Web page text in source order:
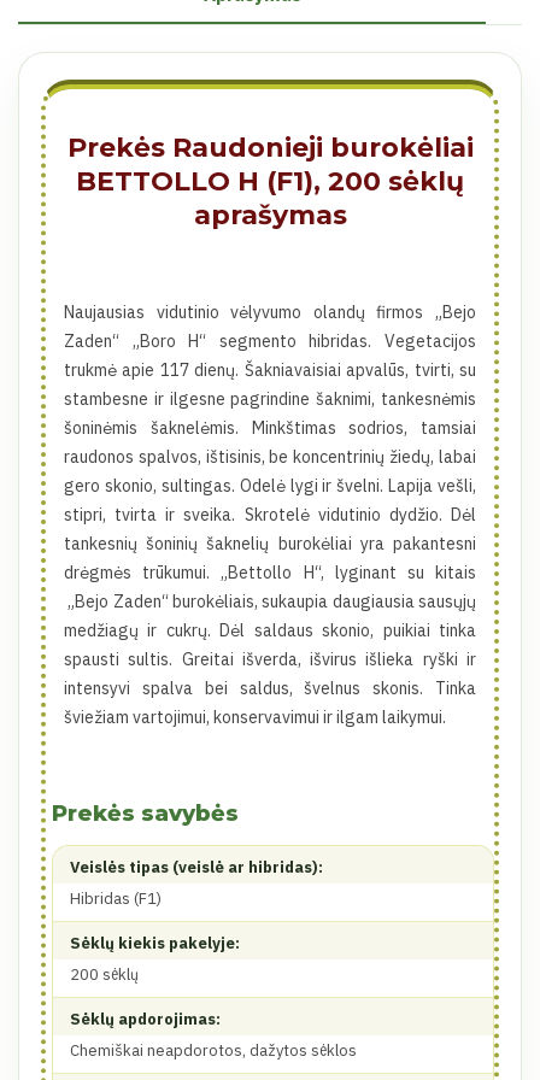
Prekės Raudonieji burokėliai
BETTOLLO H (F1), 200 sėklų
aprašymas
Naujausias vidutinio vėlyvumo olandų firmos „Bejo
Zaden“ „Boro H“ segmento hibridas. Vegetacijos
trukmė apie 117 dienų. Šakniavaisiai apvalūs, tvirti, su
stambesne ir ilgesne pagrindine šaknimi, tankesnėmis
šoninėmis šaknelėmis. Minkštimas sodrios, tamsiai
raudonos spalvos, ištisinis, be koncentrinių žiedų, labai
gero skonio, sultingas. Odelė lygi ir švelni. Lapija vešli,
stipri, tvirta ir sveika. Skrotelė vidutinio dydžio. Dėl
tankesnių šoninių šaknelių burokėliai yra pakantesni
drėgmės trūkumui. „Bettollo H“, lyginant su kitais
„Bejo Zaden“ burokėliais, sukaupia daugiausia sausųjų
medžiagų ir cukrų. Dėl saldaus skonio, puikiai tinka
spausti sultis. Greitai išverda, išvirus išlieka ryški ir
intensyvi spalva bei saldus, švelnus skonis. Tinka
šviežiam vartojimui, konservavimui ir ilgam laikymui.
Prekės savybės
Veislės tipas (veislė ar hibridas):
Hibridas (F1)
Sėklų kiekis pakelyje:
200 sėklų
Sėklų apdorojimas:
Chemiškai neapdorotos, dažytos sėklos